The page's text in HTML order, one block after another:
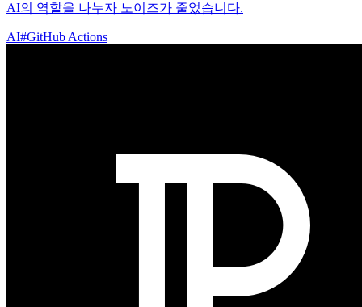
AI의 역할을 나누자 노이즈가 줄었습니다.
AI#GitHub Actions